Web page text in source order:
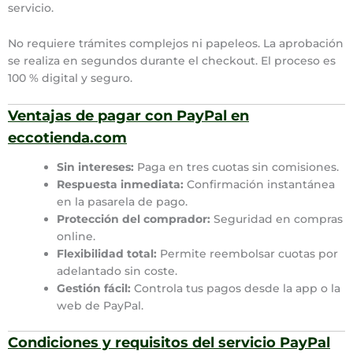
servicio.
No requiere trámites complejos ni papeleos. La aprobación
se realiza en segundos durante el checkout. El proceso es
100 % digital y seguro.
Ventajas de pagar con PayPal en
eccotienda.com
Sin intereses: Paga en tres cuotas sin comisiones.
Respuesta inmediata: Confirmación instantánea
en la pasarela de pago.
Protección del comprador: Seguridad en compras
online.
Flexibilidad total: Permite reembolsar cuotas por
adelantado sin coste.
Gestión fácil: Controla tus pagos desde la app o la
web de PayPal.
Condiciones y requisitos del servicio PayPal